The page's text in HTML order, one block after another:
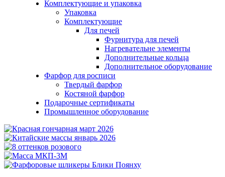
Комплектующие и упаковка
Упаковка
Комплектующие
Для печей
Фурнитура для печей
Нагревательне элементы
Дополнительные кольца
Дополнительное оборудование
Фарфор для росписи
Твердый фарфор
Костяной фарфор
Подарочные сертификаты
Промышленное оборудование